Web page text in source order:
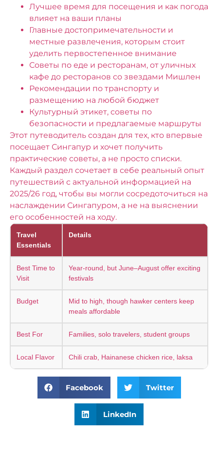
Лучшее время для посещения и как погода
влияет на ваши планы
Главные достопримечательности и
местные развлечения, которым стоит
уделить первостепенное внимание
Советы по еде и ресторанам, от уличных
кафе до ресторанов со звездами Мишлен
Рекомендации по транспорту и
размещению на любой бюджет
Культурный этикет, советы по
безопасности и предлагаемые маршруты
Этот путеводитель создан для тех, кто впервые
посещает Сингапур и хочет получить
практические советы, а не просто списки.
Каждый раздел сочетает в себе реальный опыт
путешествий с актуальной информацией на
2025/26 год, чтобы вы могли сосредоточиться на
наслаждении Сингапуром, а не на выяснении
его особенностей на ходу.
Travel
Essentials
Details
Best Time to
Visit
Year-round, but June–August offer exciting
festivals
Budget
Mid to high, though hawker centers keep
meals affordable
Best For Families, solo travelers, student groups
Local Flavor Chili crab, Hainanese chicken rice, laksa
Facebook Twitter
LinkedIn